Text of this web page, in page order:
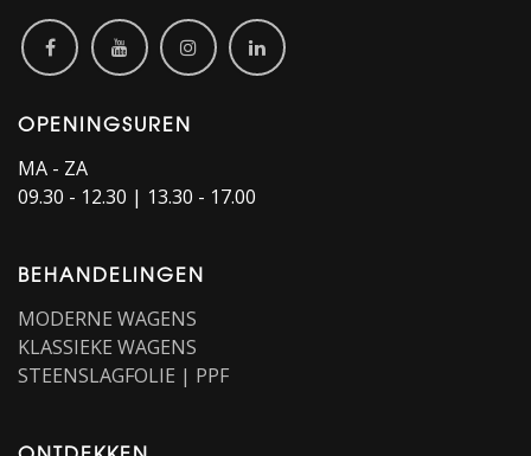
OPENINGSUREN
MA - ZA
09.30 - 12.30 | 13.30 - 17.00
BEHANDELINGEN
MODERNE WAGENS
KLASSIEKE WAGENS
STEENSLAGFOLIE | PPF